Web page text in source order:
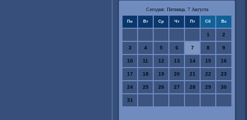
Сегодня: Пятница, 7 Августа
Пн Вт Ср Чт Пт Сб Вс
1 2
3 4 5 6 7 8 9
10 11 12 13 14 15 16
17 18 19 20 21 22 23
24 25 26 27 28 29 30
31